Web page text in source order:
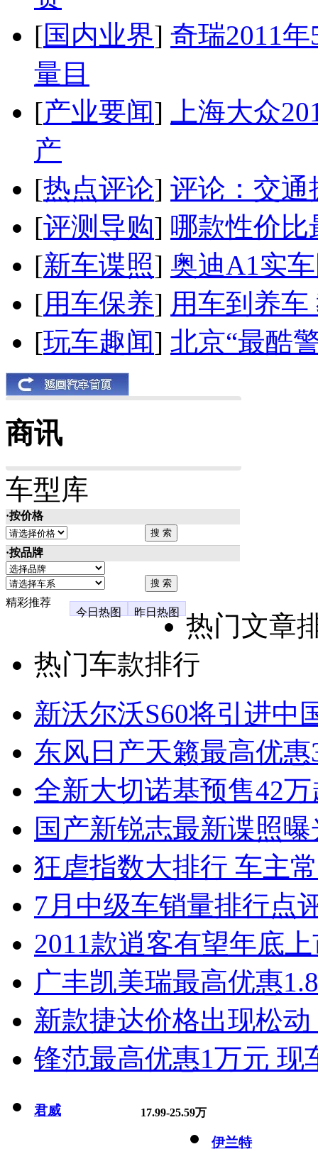
[国内业界] 奇瑞2011
量目
[产业要闻]
上海大众
产
[热点评论] 评论：交通
[评测导购] 哪款性价比
[新车谍照] 奥迪A1实
[用车保养] 用车到养
[玩车趣闻] 北京“最酷
商讯
车型库
·按价格
·按品牌
精彩推荐
今日热图
昨日热图
热门文章
热门车款排行
新沃尔沃S60将引进中
东风日产天籁最高优
全新大切诺基预售42
国产新锐志最新谍照
狂虐指数大排行 车主
7月中级车销量排行点
2011款逍客有望年底
广丰凯美瑞最高优惠
新款捷达价格出现松
锋范最高优惠1万元 现
君威 17.99-25.59万
伊兰特